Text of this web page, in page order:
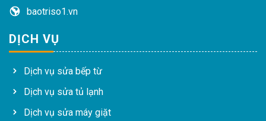
baotriso1.vn
DỊCH VỤ
Dịch vụ sửa bếp từ
Dịch vụ sửa tủ lạnh
Dịch vụ sửa máy giặt